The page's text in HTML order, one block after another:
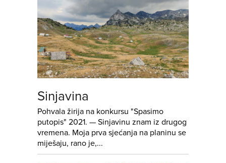
Sinjavina
Pohvala žirija na konkursu "Spasimo
putopis" 2021. — Sinjavinu znam iz drugog
vremena. Moja prva sjećanja na planinu se
miješaju, rano je,...